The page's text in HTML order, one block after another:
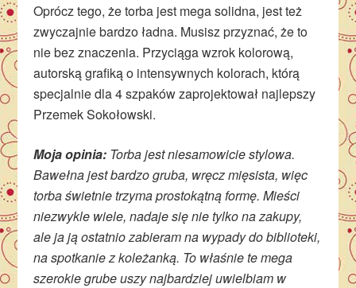
Oprócz tego, że torba jest mega solidna, jest też
zwyczajnie bardzo ładna. Musisz przyznać, że to
nie bez znaczenia. Przyciąga wzrok kolorową,
autorską grafiką o intensywnych kolorach, którą
specjalnie dla 4 szpaków zaprojektował najlepszy
Przemek Sokołowski.
Moja opinia: Torba jest niesamowicie stylowa.
Bawełna jest bardzo gruba, wręcz mięsista, więc
torba świetnie trzyma prostokątną formę. Mieści
niezwykle wiele, nadaje się nie tylko na zakupy,
ale ja ją ostatnio zabieram na wypady do biblioteki,
na spotkanie z koleżanką. To właśnie te mega
szerokie grube uszy najbardziej uwielbiam w